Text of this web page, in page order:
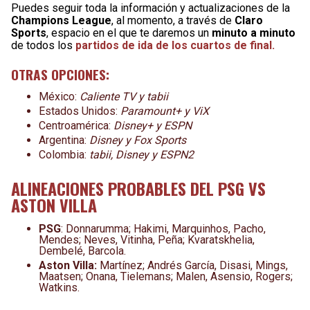
Puedes seguir toda la información y actualizaciones de la
Champions League, al momento, a través de Claro
Sports, espacio en el que te daremos un minuto a minuto
de todos los partidos de ida de los cuartos de final.
OTRAS OPCIONES:
México: Caliente TV y tabii
Estados Unidos: Paramount+ y ViX
Centroamérica: Disney+ y ESPN
Argentina: Disney y Fox Sports
Colombia: tabii, Disney y ESPN2
ALINEACIONES PROBABLES DEL PSG VS
ASTON VILLA
PSG: Donnarumma; Hakimi, Marquinhos, Pacho,
Mendes; Neves, Vitinha, Peña; Kvaratskhelia,
Dembelé, Barcola.
Aston Villa: Martínez; Andrés García, Disasi, Mings,
Maatsen; Onana, Tielemans; Malen, Asensio, Rogers;
Watkins.